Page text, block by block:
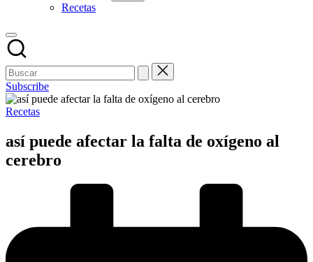
Recetas
Subscribe
Publicado
Recetas
así puede afectar la falta de oxígeno al
cerebro